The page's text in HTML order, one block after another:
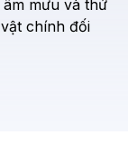
âm mưu và thử
vật chính đối